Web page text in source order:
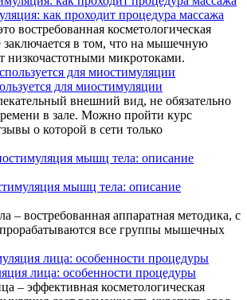
как проходит процедура массажа
востребованная косметологическая
заключается в том, что на мышечную
низкочастотными микротоками.
для миостимуляции
внешний вид, не обязательно
в зале. Можно пройти курс
о которой в сети только
мышц тела: описание
– востребованная аппаратная методика, с
все группы мышечных
лица: особенности процедуры
– эффективная косметологическая